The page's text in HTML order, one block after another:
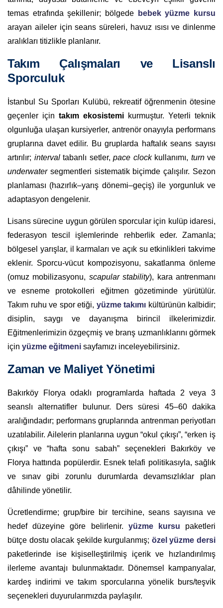
temas etrafında şekillenir; bölgede
bebek yüzme kursu
arayan aileler için seans süreleri, havuz ısısı ve dinlenme
aralıkları titizlikle planlanır.
Takım Çalışmaları ve Lisanslı
Sporculuk
İstanbul Su Sporları Kulübü, rekreatif öğrenmenin ötesine
geçenler için takım ekosistemi kurmuştur. Yeterli teknik
olgunluğa ulaşan kursiyerler, antrenör onayıyla performans
gruplarına davet edilir. Bu gruplarda haftalık seans sayısı
artırılır; intervaltabanlı setler, pace clockkullanımı, turnve
underwatersegmentleri sistematik biçimde çalışılır. Sezon
planlaması (hazırlık–yarış dönemi–geçiş) ile yorgunluk ve
adaptasyon dengelenir.
Lisans sürecine uygun görülen sporcular için kulüp idaresi,
federasyon tescil işlemlerinde rehberlik eder. Zamanla;
bölgesel yarışlar, il karmaları ve açık su etkinlikleri takvime
eklenir. Sporcu-vücut kompozisyonu, sakatlanma önleme
(omuz mobilizasyonu, scapular stability), kara antrenmanı
ve esneme protokolleri eğitmen gözetiminde yürütülür.
Takım ruhu ve spor etiği, yüzme takımı kültürünün kalbidir;
disiplin, saygı ve dayanışma birincil ilkelerimizdir.
Eğitmenlerimizin özgeçmiş ve branş uzmanlıklarını görmek
için yüzme eğitmeni sayfamızı inceleyebilirsiniz.
Zaman ve Maliyet Yönetimi
Bakırköy Florya odaklı programlarda haftada 2 veya 3
seanslı alternatifler bulunur. Ders süresi 45–60 dakika
aralığındadır; performans gruplarında antrenman periyotları
uzatılabilir. Ailelerin planlarına uygun “okul çıkışı”, “erken iş
çıkışı” ve “hafta sonu sabah” seçenekleri Bakırköy ve
Florya hattında popülerdir. Esnek telafi politikasıyla, sağlık
ve sınav gibi zorunlu durumlarda devamsızlıklar plan
dâhilinde yönetilir.
Ücretlendirme; grup/bire bir tercihine, seans sayısına ve
hedef düzeyine göre belirlenir. yüzme kursu paketleri
bütçe dostu olacak şekilde kurgulanmış; özel yüzme dersi
paketlerinde ise kişiselleştirilmiş içerik ve hızlandırılmış
ilerleme avantajı bulunmaktadır. Dönemsel kampanyalar,
kardeş indirimi ve takım sporcularına yönelik burs/teşvik
seçenekleri duyurularımızda paylaşılır.